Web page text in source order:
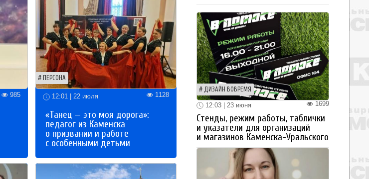
985
ПЕРСОНА
12:01 | 22 июля 1128
«Танец — это моя дорога»:
педагог из Каменска
о призвании и работе
с особенными детьми
ДИЗАЙН ВОВРЕМЯ
1699
12:03 | 23 июня
Стенды, режим работы, таблички
и указатели для организаций
и магазинов Каменска-Уральского